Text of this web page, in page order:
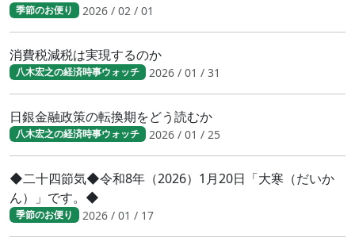
季節のお便り 2026 / 02 / 01
消費税減税は実現するのか
八木宏之の経済時事ウォッチ 2026 / 01 / 31
日銀金融政策の転換期をどう読むか
八木宏之の経済時事ウォッチ 2026 / 01 / 25
◆二十四節気◆令和8年（2026）1月20日「大寒（だいか
ん）」です。◆
季節のお便り 2026 / 01 / 17